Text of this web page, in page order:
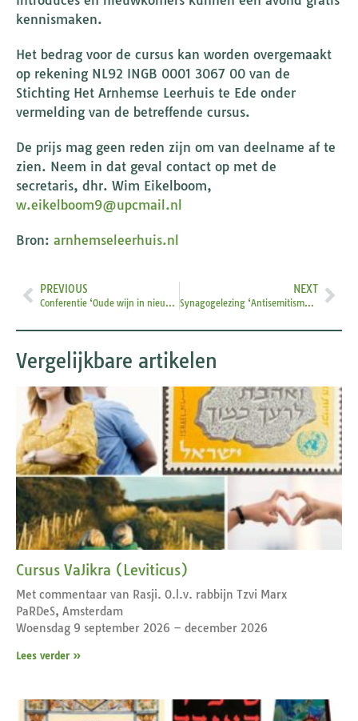
kennismaken.
Het bedrag voor de cursus kan worden overgemaakt
op rekening NL92 INGB 0001 3067 00 van de
Stichting Het Arnhemse Leerhuis te Ede onder
vermelding van de betreffende cursus.
De prijs mag geen reden zijn om van deelname af te
zien. Neem in dat geval contact op met de
secretaris, dhr. Wim Eikelboom,
w.eikelboom9@upcmail.nl
Bron: arnhemseleerhuis.nl
PREVIOUS
Conferentie ‘Oude wijn in nieuwe zakken?
NEXT
Synagogelezing ‘Antisemitisme, wat kunnen we doen?’
Vergelijkbare artikelen
Cursus VaJikra (Leviticus)
Met commentaar van Rasji. O.l.v. rabbijn Tzvi Marx
PaRDeS, Amsterdam
Woensdag 9 september 2026 – december 2026
Lees verder »